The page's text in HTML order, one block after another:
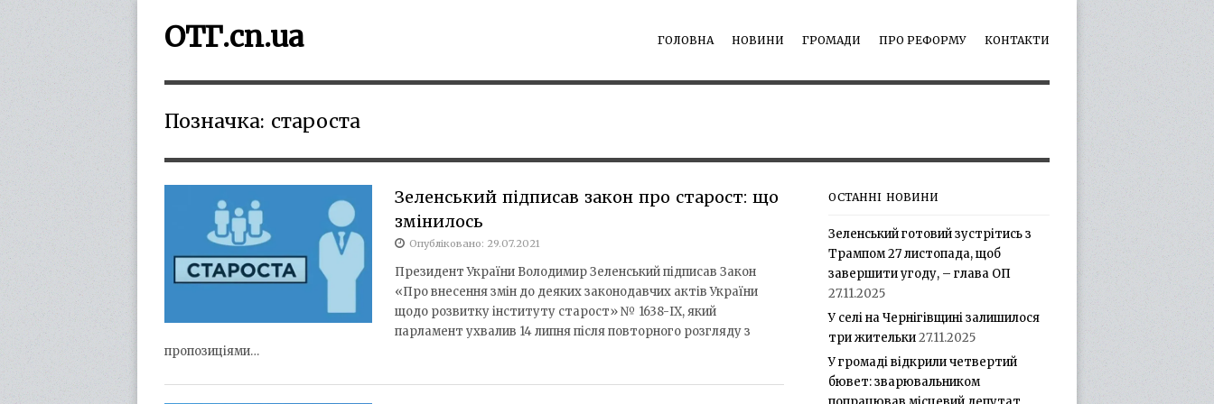
ГОЛОВНА НОВИНИ ГРОМАДИ ПРО РЕФОРМУ КОНТАКТИ
ОТГ.cn.ua
Позначка: староста
Зеленський підписав закон про старост: що
змінилось
Опубліковано: 29.07.2021
Президент України Володимир Зеленський підписав Закон
«Про внесення змін до деяких законодавчих актів України
щодо розвитку інституту старост» № 1638-IX, який
парламент ухвалив 14 липня після повторного розгляду з
пропозиціями…
ОСТАННІ НОВИНИ
Зеленський готовий зустрітись з
Трампом 27 листопада, щоб
завершити угоду, – глава ОП
27.11.2025
У селі на Чернігівщині залишилося
три жительки27.11.2025
У громаді відкрили четвертий
бювет: зварювальником